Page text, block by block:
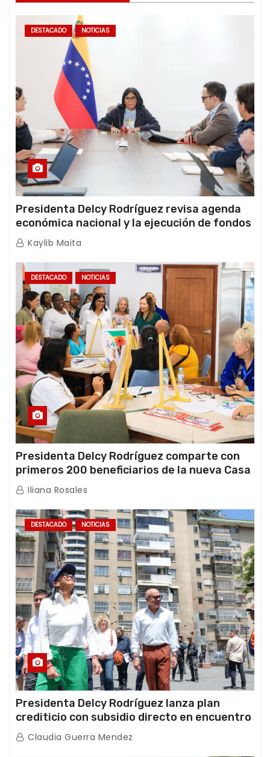
DESTACADO NOTICIAS
Presidenta Delcy Rodríguez revisa agenda
económica nacional y la ejecución de fondos
de emergencia post-sismos
Kaylib Maita
DESTACADO NOTICIAS
Presidenta Delcy Rodríguez comparte con
primeros 200 beneficiarios de la nueva Casa
de los Abuelos “La Primavera” en Caracas
Iliana Rosales
DESTACADO NOTICIAS
Presidenta Delcy Rodríguez lanza plan
crediticio con subsidio directo en encuentro
con Juntas de Condominio
Claudia Guerra Mendez